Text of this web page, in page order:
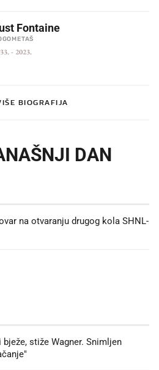
Fontaine
- 2023.
BIOGRAFIJA
DAN
na otvaranju drugog kola SHNL-
stiže Wagner. Snimljen